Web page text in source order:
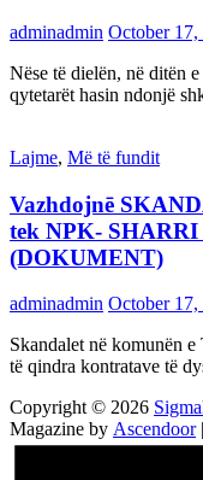
adminadmin October 17,
Nëse të dielën, në ditën
qytetarët hasin ndonjë
Lajme, Më të fundit
Vazhdojnē
tek NPK-
(DOKUMENT)
adminadmin October 17,
Skandalet në komunën
të qindra kontratave të
Copyright © 2026
Magazine by Ascendoor